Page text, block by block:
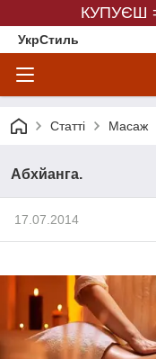
КУПУЄШ
УкрСтиль
Статті Масаж
Абхйанга.
17.07.2014